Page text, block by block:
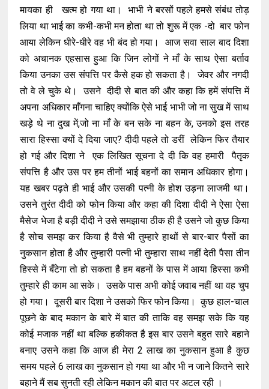
मायका ही खत्म हो गया था। भाभी ने बरसों पहले हमसे संबंध तोड़
लिया था भाई का कभी-कभी मन होता था तो शुरू में एक -दो बार फोन
आया लेकिन धीरे-धीरे वह भी बंद हो गया। आज सवा साल बाद दिशा
को अचानक एहसास हुआ कि जिन लोगों ने माँ के साथ ऐसा बर्ताव
किया उनका उस संपत्ति पर कैसे हक हो सकता है। जेवर और नगदी
तो वे ले चुके थे। उसने दीदी से बात की और कहा कि हमें संपत्ति में
अपना अधिकार माँगना चाहिए क्योंकि ऐसे भाई भाभी जो ना सुख में साथ
खड़े थे ना दुख में,जो ना माँ के बन सके ना बहन के, उनको इस तरह
सारा हिस्सा क्यों दे दिया जाए? दीदी पहले तो डरीं लेकिन फिर तैयार
हो गई और दिशा ने एक लिखित सूचना दे दी कि वह हमारी पैतृक
संपत्ति है और उस पर हम तीनों भाई बहनों का समान अधिकार होगा।
यह खबर पढ़ते ही भाई और उसकी पत्नी के होश उड़ना लाजमी था।
उसने तुरंत दीदी को फोन किया और कहा की दिशा दीदी ने ऐसा ऐसा
मैसेज भेजा है बड़ी दीदी ने उसे समझाया ठीक ही है उसने जो कुछ किया
है सोच समझ कर किया है वैसे भी तुम्हारे हाथों से बार-बार पैसों का
नुकसान होता है और तुम्हारी पत्नी भी तुम्हारा साथ नहीं देती पैसा तीन
हिस्से में बँटेगा तो हो सकता है हम बहनों के पास में आया हिस्सा कभी
तुम्हारे ही काम आ सके। उसके पास अभी कोई जवाब नहीं था वह चुप
हो गया। दूसरी बार दिशा ने उसको फिर फोन किया। कुछ हाल-चाल
पूछने के बाद मकान के बारे में बात की ताकि वह समझ सके कि यह
कोई मजाक नहीं था बल्कि हकीकत है इस बार उसने बहुत सारे बहाने
बनाए उसने कहा कि आज ही मेरा 2 लाख का नुकसान हुआ है कुछ
समय पहले 6 लाख का नुकसान हो गया था और भी न जाने कितने सारे
बहाने मैं सब सुनती रही लेकिन मकान की बात पर अटल रही ।